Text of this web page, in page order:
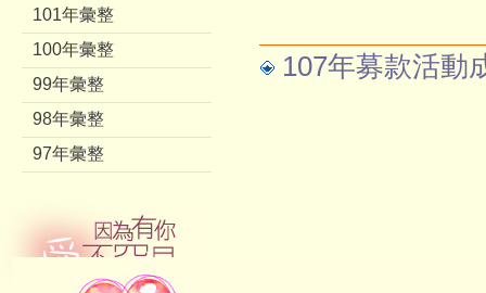
107年募款活動
101年彙整
100年彙整
99年彙整
98年彙整
97年彙整